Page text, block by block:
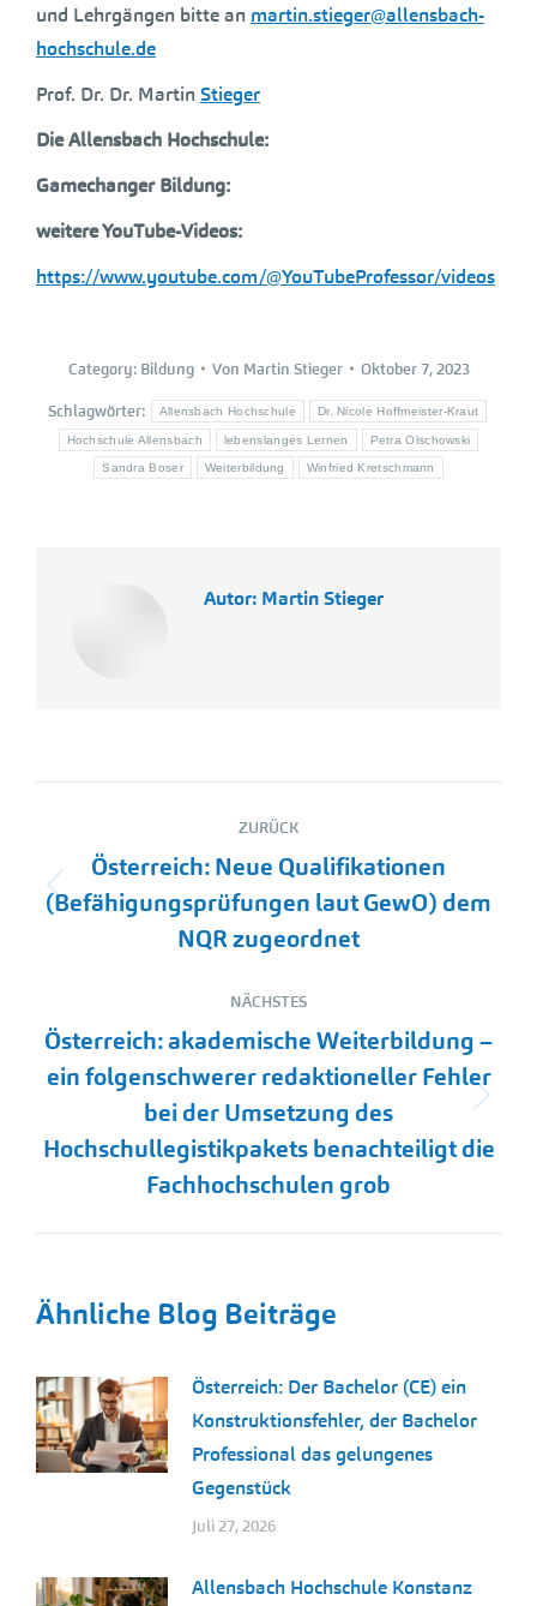
und Lehrgängen bitte an martin.stieger@allensbach-
hochschule.de
Prof. Dr. Dr. Martin Stieger
Die Allensbach Hochschule:
Gamechanger Bildung:
weitere YouTube-Videos:
https://www.youtube.com/@YouTubeProfessor/videos
Category: Bildung Von Martin Stieger Oktober 7, 2023
Schlagwörter: Allensbach Hochschule Dr. Nicole Hoffmeister-Kraut
Hochschule Allensbach lebenslanges Lernen Petra Olschowski
Sandra Boser Weiterbildung Winfried Kretschmann
Autor: Martin Stieger
Kommentarnavigation
ZURÜCK
Vorheriger
Beitrag:
Österreich: Neue Qualifikationen
(Befähigungsprüfungen laut GewO) dem
NQR zugeordnet
NÄCHSTES
Nächster
Beitrag:
Österreich: akademische Weiterbildung –
ein folgenschwerer redaktioneller Fehler
bei der Umsetzung des
Hochschullegistikpakets benachteiligt die
Fachhochschulen grob
Ähnliche Blog Beiträge
Österreich: Der Bachelor (CE) ein
Konstruktionsfehler, der Bachelor
Professional das gelungenes
Gegenstück
Juli 27, 2026
Allensbach Hochschule Konstanz